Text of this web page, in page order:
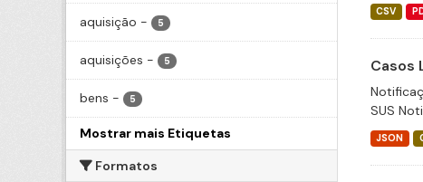
aquisição - 5
aquisições - 5
bens - 5
Mostrar mais Etiquetas
Formatos
CSV
Casos
SUS
JSON